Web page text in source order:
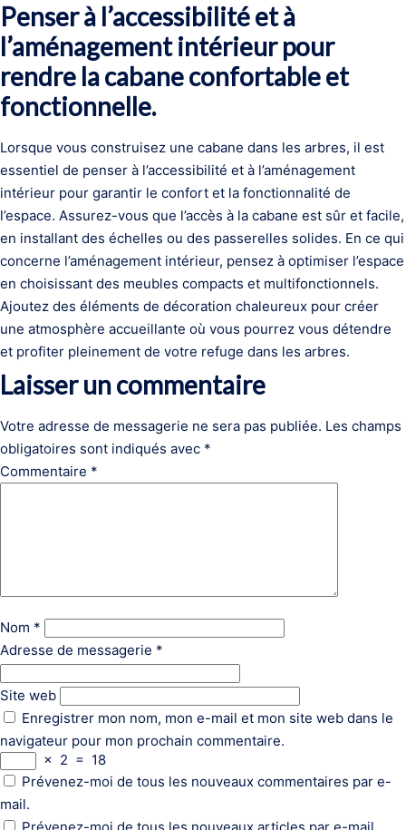
Penser à l’accessibilité et à
l’aménagement intérieur pour
rendre la cabane confortable et
fonctionnelle.
Lorsque vous construisez une cabane dans les arbres, il est
essentiel de penser à l’accessibilité et à l’aménagement
intérieur pour garantir le confort et la fonctionnalité de
l’espace. Assurez-vous que l’accès à la cabane est sûr et facile,
en installant des échelles ou des passerelles solides. En ce qui
concerne l’aménagement intérieur, pensez à optimiser l’espace
en choisissant des meubles compacts et multifonctionnels.
Ajoutez des éléments de décoration chaleureux pour créer
une atmosphère accueillante où vous pourrez vous détendre
et profiter pleinement de votre refuge dans les arbres.
Laisser un commentaire
Votre adresse de messagerie ne sera pas publiée. Les champs
obligatoires sont indiqués avec *
Commentaire *
Nom *
Adresse de messagerie *
Site web
Enregistrer mon nom, mon e-mail et mon site web dans le
navigateur pour mon prochain commentaire.
× 2 = 18
Prévenez-moi de tous les nouveaux commentaires par e-
mail.